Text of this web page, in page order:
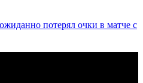
потерял очки в матче с